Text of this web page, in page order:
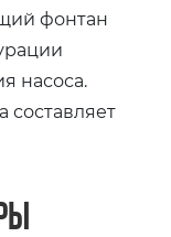
фонтан
насоса.